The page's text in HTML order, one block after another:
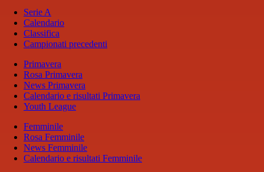
Serie A
Calendario
Classifica
Campionati precedenti
Primavera
Rosa Primavera
News Primavera
Calendario e risultati Primavera
Youth League
Femminile
Rosa Femminile
News Femminile
Calendario e risultati Femminile